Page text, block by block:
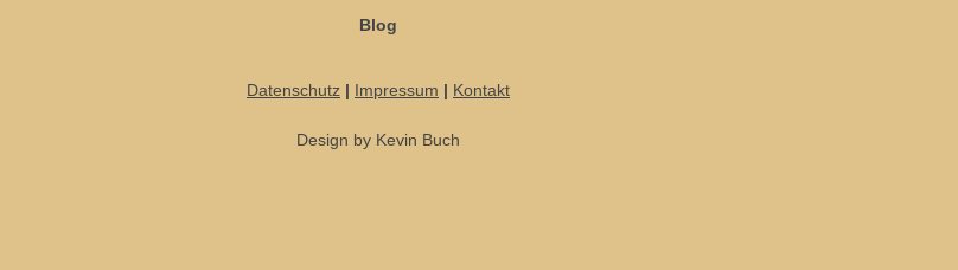
Blog
Datenschutz | Impressum | Kontakt
Design by Kevin Buch